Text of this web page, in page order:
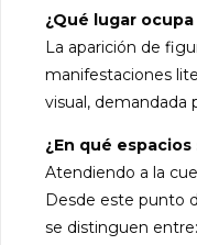
¿Qué lugar
La aparición de
manifestaciones
visual, demandada
¿En qué
Atendiendo a la
Desde este punto
se distinguen